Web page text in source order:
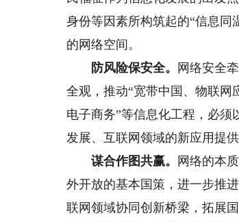
身份等因素所构筑起的“信息同
的网络空间。
防风险保安全。
网络安全
全观，推动“宽带中国、物联网
电子商务”等信息化工程，必
发展、互联网领域的新应用提
谋合作图共赢。
网络的本
外开放的基本国策，进一步推
联网领域协同创新桥梁，拓展